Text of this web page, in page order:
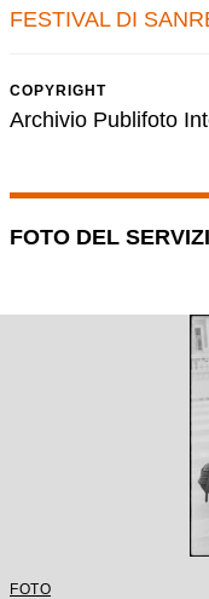
FESTIVAL DI
COPYRIGHT
Archivio Publifoto
FOTO DEL
FOTO